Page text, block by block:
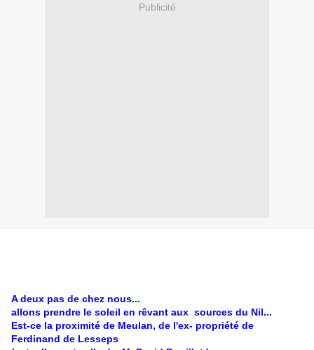
Publicité
A deux pas de chez nous...
allons prendre le soleil en rêvant aux sources du Nil...
Est-ce la proximité de Meulan, de l'ex- propriété de
Ferdinand de Lesseps